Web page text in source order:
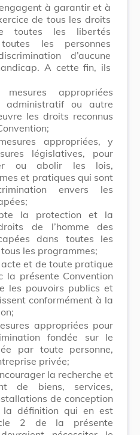
à garantir et à
de tous les droits
toutes les libertés
les personnes
d’aucune
A cette fin, ils
appropriées
administratif ou autre
les droits reconnus
appropriées, y
législatives, pour
ou abolir les lois,
et pratiques qui sont
envers les
la protection et la
de l’homme des
dans toutes les
les programmes;
acte et de toute pratique
la présente Convention
les pouvoirs publics et
conformément à la
appropriées pour
fondée sur le
par toute personne,
privée;
la recherche et
de biens, services,
de conception
la définition qui en est
2 de la présente